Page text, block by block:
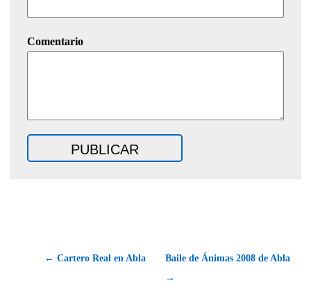
Comentario
← Cartero Real en Abla
Baile de Ánimas 2008 de Abla
→